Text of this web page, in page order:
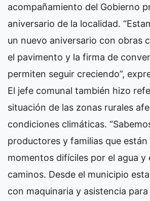
acompañamiento del Gobierno
aniversario de la localidad.
un nuevo aniversario con obras
el pavimento y la firma de
permiten seguir creciendo”,
El jefe comunal también hizo
situación de las zonas rurales
condiciones climáticas.
productores y familias que están
momentos difíciles por el agua y
caminos. Desde el municipio
con maquinaria y asistencia